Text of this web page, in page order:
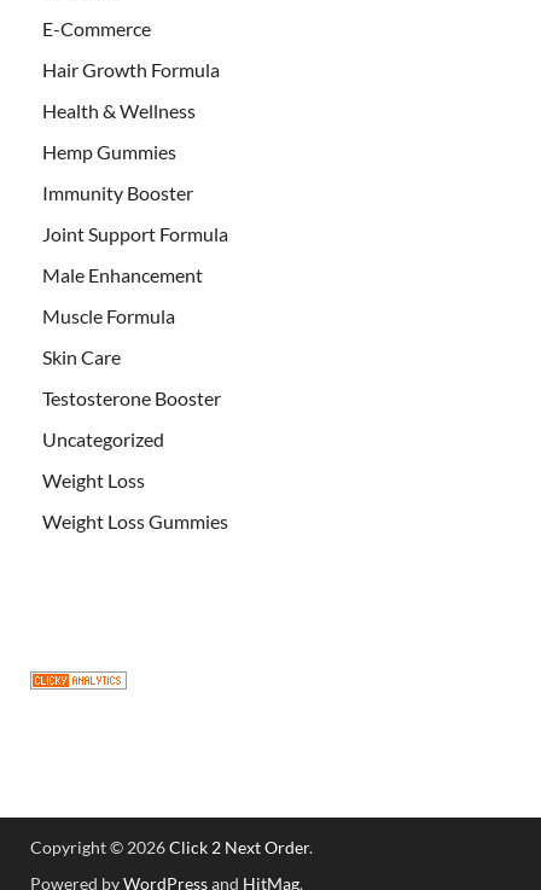
E-Commerce
Hair Growth Formula
Health & Wellness
Hemp Gummies
Immunity Booster
Joint Support Formula
Male Enhancement
Muscle Formula
Skin Care
Testosterone Booster
Uncategorized
Weight Loss
Weight Loss Gummies
Copyright © 2026Click 2 Next Order.
Powered byWordPressand HitMag.